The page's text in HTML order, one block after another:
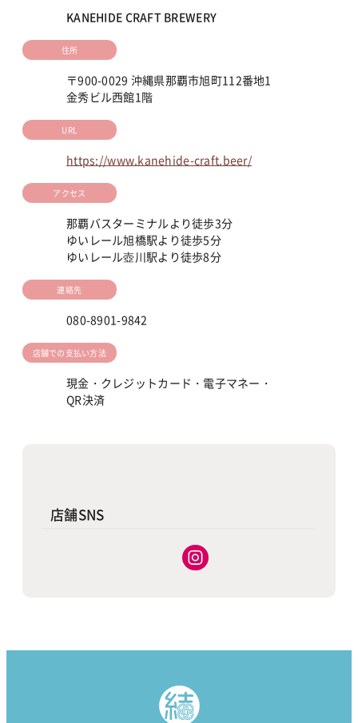
KANEHIDE CRAFT BREWERY
住所
〒900-0029 沖縄県那覇市旭町112番地1
金秀ビル西館1階
URL
https://www.kanehide-craft.beer/
アクセス
那覇バスターミナルより徒歩3分
ゆいレール旭橋駅より徒歩5分
ゆいレール壺川駅より徒歩8分
連絡先
080-8901-9842
店舗での支払い方法
現金・クレジットカード・電子マネー・
QR決済
店舗SNS